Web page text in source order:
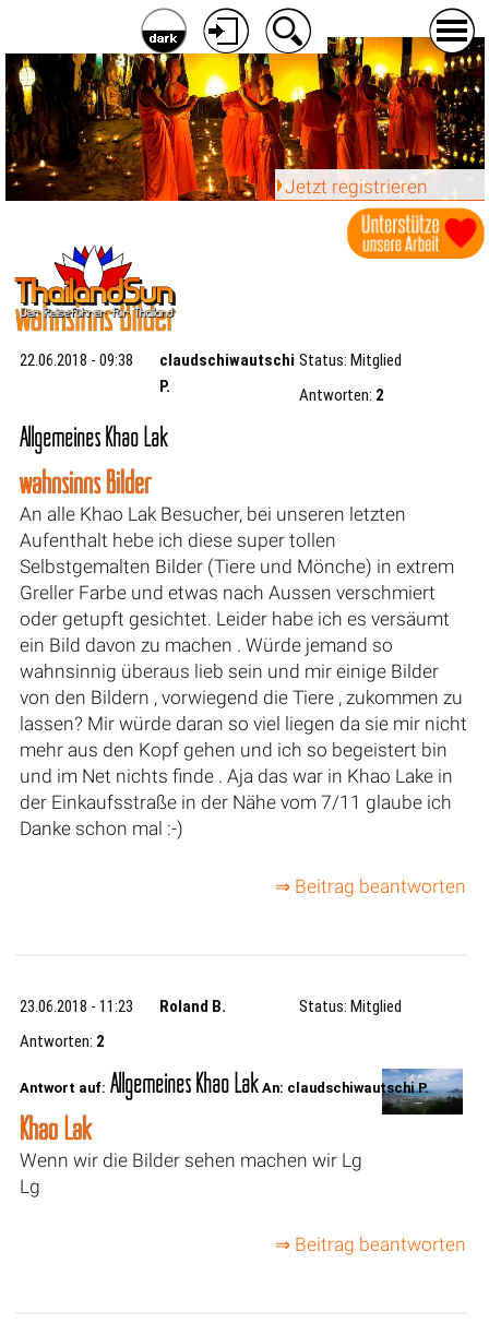
Jetzt registrieren
wahnsinns Bilder
22.06.2018 - 09:38
claudschiwautschi
P.
Status: Mitglied
Antworten: 2
Allgemeines Khao Lak
wahnsinns Bilder
An alle Khao Lak Besucher, bei unseren letzten
Aufenthalt hebe ich diese super tollen
Selbstgemalten Bilder (Tiere und Mönche) in extrem
Greller Farbe und etwas nach Aussen verschmiert
oder getupft gesichtet. Leider habe ich es versäumt
ein Bild davon zu machen . Würde jemand so
wahnsinnig überaus lieb sein und mir einige Bilder
von den Bildern , vorwiegend die Tiere , zukommen zu
lassen? Mir würde daran so viel liegen da sie mir nicht
mehr aus den Kopf gehen und ich so begeistert bin
und im Net nichts finde . Aja das war in Khao Lake in
der Einkaufsstraße in der Nähe vom 7/11 glaube ich
Danke schon mal :-)
⇒ Beitrag beantworten
23.06.2018 - 11:23 Roland B.
Status: Mitglied
Antworten: 2
Antwort auf: Allgemeines Khao Lak An: claudschiwautschi P.
Khao Lak
Wenn wir die Bilder sehen machen wir Lg
Lg
⇒ Beitrag beantworten